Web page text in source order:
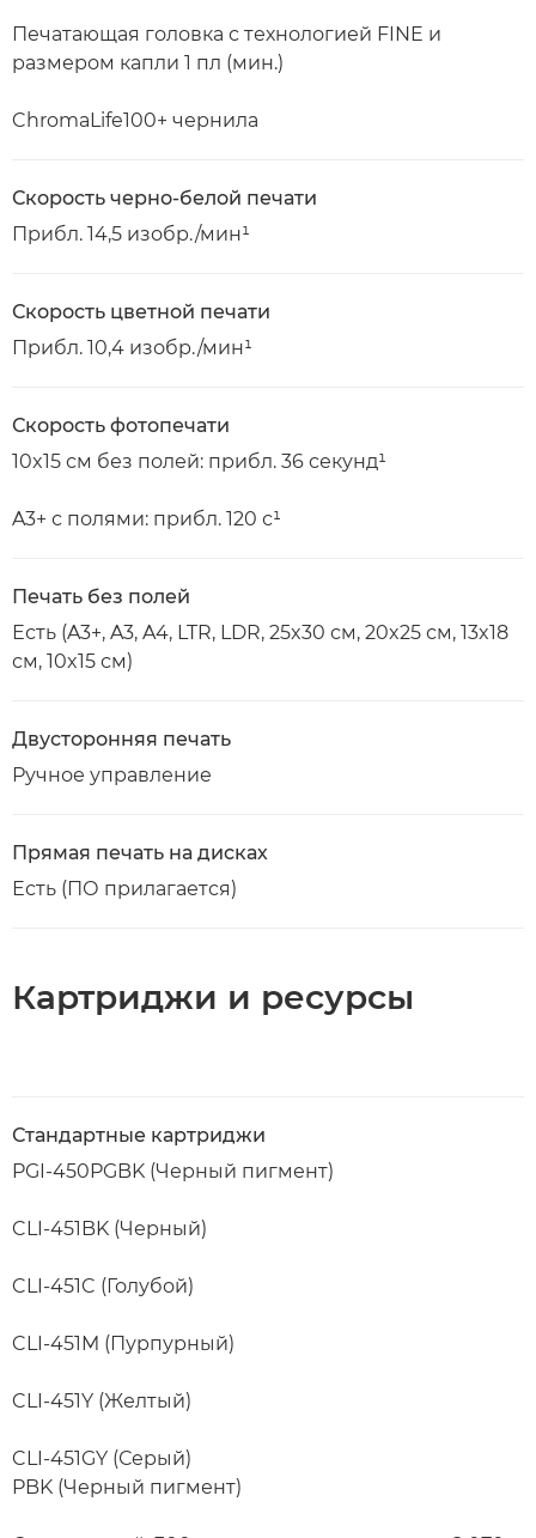
Печатающая головка с технологией FINE и
размером капли 1 пл (мин.)
ChromaLife100+ чернила
Скорость черно-белой печати
Прибл. 14,5 изобр./мин¹
Скорость цветной печати
Прибл. 10,4 изобр./мин¹
Скорость фотопечати
10x15 см без полей: прибл. 36 секунд¹
A3+ с полями: прибл. 120 с¹
Печать без полей
Есть (A3+, A3, A4, LTR, LDR, 25x30 см, 20x25 см, 13x18
см, 10x15 см)
Двусторонняя печать
Ручное управление
Прямая печать на дисках
Есть (ПО прилагается)
Картриджи и ресурсы
Стандартные картриджи
PGI-450PGBK (Черный пигмент)
CLI-451BK (Черный)
CLI-451C (Голубой)
CLI-451M (Пурпурный)
CLI-451Y (Желтый)
CLI-451GY (Серый)
PBK (Черный пигмент)